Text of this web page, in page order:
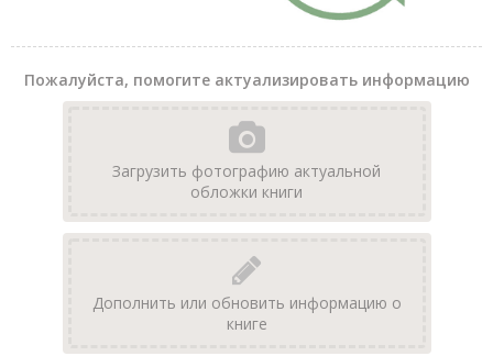
Пожалуйста, помогите актуализировать информацию
Загрузить фотографию актуальной
обложки книги
Дополнить или обновить информацию о
книге